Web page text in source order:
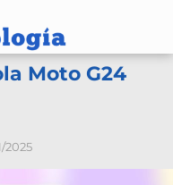
Moto G24
2025